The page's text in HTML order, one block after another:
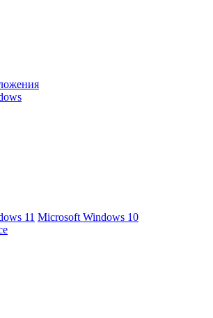
11 Microsoft Windows 10